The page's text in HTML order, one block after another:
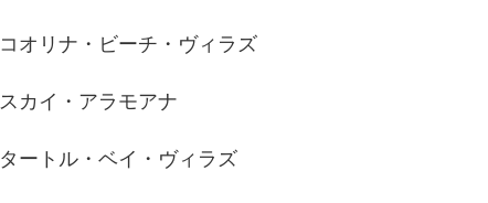
コオリナ・ビーチ・ヴィラズ
スカイ・アラモアナ
タートル・ベイ・ヴィラズ